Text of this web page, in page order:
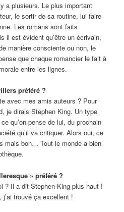
a plusieurs. Le plus important
le sortir de sa routine, lui faire
Les romans sont faits
il est évident qu’être un écrivain,
manière consciente ou non, le
que chaque romancier le fait à
entre les lignes.
préféré ?
avec mes amis auteurs ? Pour
je dirais Stephen King. Un type
qu’on pense de lui, du prochain
qu’il va critiquer. Alors oui, ce
mais bon… Tout le monde a bien
» préféré ?
? Il a dit Stephen King plus haut !
, j’ai trouvé ça excellent !